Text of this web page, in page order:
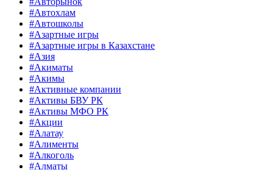
#Автохлам
#Автошколы
#Азартные игры
#Азартные игры в Казахстане
#Азия
#Акиматы
#Акимы
#Активные компании
#Активы БВУ РК
#Активы МФО РК
#Акции
#Алатау
#Алименты
#Алкоголь
#Алматы